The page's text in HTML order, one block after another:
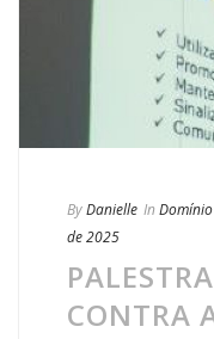
ByDanielle In
de 2025
CONTRA